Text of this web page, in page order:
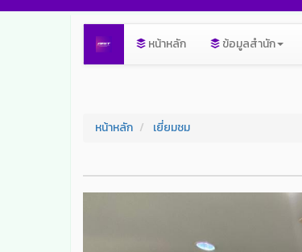
หน้าหลัก ข้อมูลสำนัก
หน้าหลัก เยี่ยมชม